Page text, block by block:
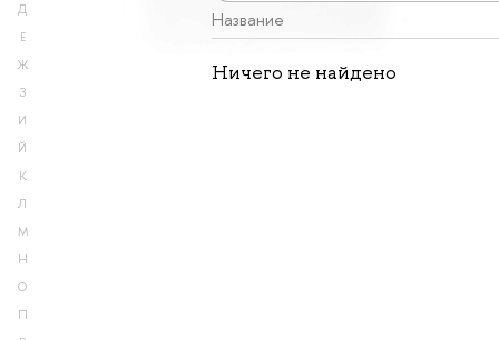
Д
Е
Ж
З
И
Й
К
Л
М
Н
О
П
Название
Ничего не найдено